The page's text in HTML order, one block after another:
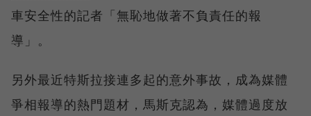
車安全性的記者「無恥地做著不負責任的報
導」。
另外最近特斯拉接連多起的意外事故，成為媒體
爭相報導的熱門題材，馬斯克認為，媒體過度放